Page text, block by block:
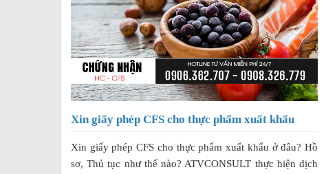
Xin giấy phép CFS cho thực phẩm xuất khẩu
Xin giấy phép CFS cho thực phẩm xuất khẩu ở đâu? Hồ
sơ, Thủ tục như thế nào? ATVCONSULT thực hiện dịch